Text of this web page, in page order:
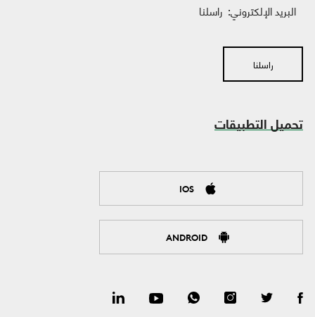
البريد الإلكتروني: راسلنا
راسلنا
تحميل التطبيقات
IOS
ANDROID